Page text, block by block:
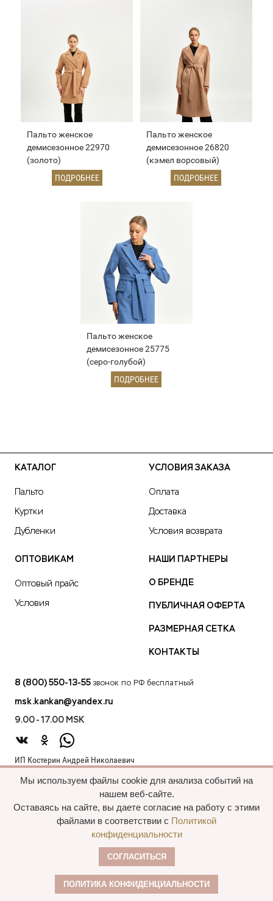
Пальто женское
демисезонное 22970
(золото)
ПОДРОБНЕЕ
Пальто женское
демисезонное 26820
(кэмел ворсовый)
ПОДРОБНЕЕ
Пальто женское
демисезонное 25775
(серо-голубой)
ПОДРОБНЕЕ
КАТАЛОГ
Пальто
Куртки
Дубленки
УСЛОВИЯ ЗАКАЗА
Оплата
Доставка
Условия возврата
ОПТОВИКАМ
Оптовый прайс
Условия
НАШИ ПАРТНЕРЫ
О БРЕНДЕ
ПУБЛИЧНАЯ ОФЕРТА
РАЗМЕРНАЯ СЕТКА
КОНТАКТЫ
8 (800) 550-13-55 звонок по РФ бесплатный
msk.kankan@yandex.ru
9.00 - 17.00 MSK
ИП Костерин Андрей Николаевич
440012, проезд 2-й Лиственный д.20 г. Пенза Пензенская обл.,
Мы используем файлы cookie для анализа событий на
нашем веб-сайте.
Оставаясь на сайте, вы даете согласие на работу с этими
файлами в соответствии с Политикой
конфиденциальности
СОГЛАСИТЬСЯ
ПОЛИТИКА КОНФИДЕНЦИАЛЬНОСТИ
Все права сохранены, 2015—2025 Пальто